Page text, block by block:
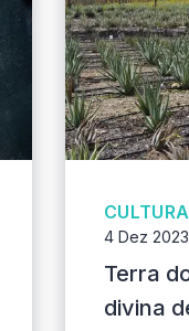
4 Dez 2023
Terra
divina